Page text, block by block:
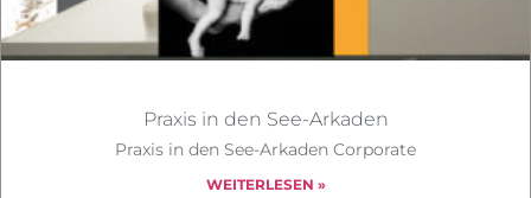
Praxis in den See-Arkaden
Praxis in den See-Arkaden Corporate
WEITERLESEN »